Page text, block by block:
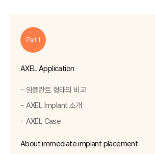
Part 1
AXEL Application
임플란트 형태의 비교
AXEL Implant 소개
AXEL Case
About immediate implant placement